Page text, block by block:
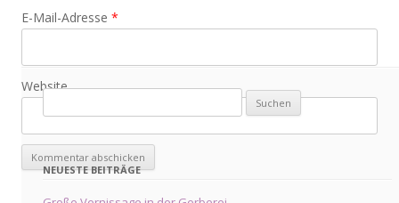
E-Mail-Adresse *
Website
Suche
nach:
NEUESTE BEITRÄGE